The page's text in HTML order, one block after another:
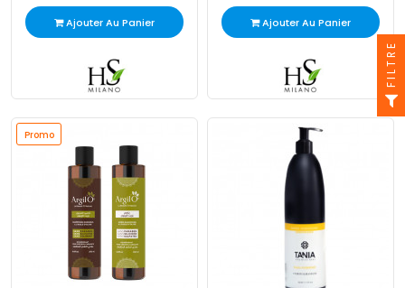
Ajouter Au Panier Ajouter Au Panier
Promo
FILTRE